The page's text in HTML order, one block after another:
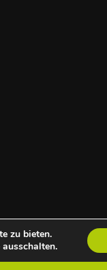
zu bieten.